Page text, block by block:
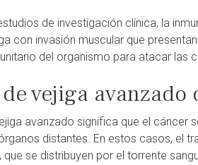
de investigación clínica, la
con invasión muscular que
del organismo para atacar las
vejiga avanzado
avanzado significa que el cáncer
distantes. En estos casos, el
que se distribuyen por el torrente